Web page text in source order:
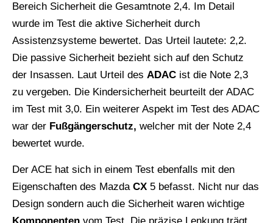
Bereich Sicherheit die Gesamtnote 2,4. Im Detail
wurde im Test die aktive Sicherheit durch
Assistenzsysteme bewertet. Das Urteil lautete: 2,2.
Die passive Sicherheit bezieht sich auf den Schutz
der Insassen. Laut Urteil des ADAC ist die Note 2,3
zu vergeben. Die Kindersicherheit beurteilt der ADAC
im Test mit 3,0. Ein weiterer Aspekt im Test des ADAC
war der Fußgängerschutz, welcher mit der Note 2,4
bewertet wurde.
Der ACE hat sich in einem Test ebenfalls mit den
Eigenschaften des Mazda CX 5 befasst. Nicht nur das
Design sondern auch die Sicherheit waren wichtige